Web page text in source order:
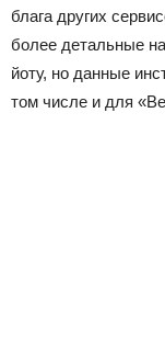
блага других
более детальные
йоту, но данные
том числе и для